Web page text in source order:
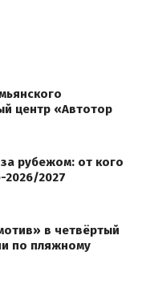
центр «Автотор
рубежом: от кого
2027
в четвёртый
по пляжному